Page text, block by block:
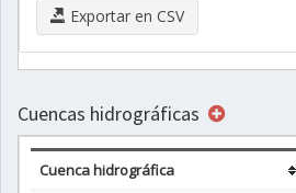
Exportar en CSV
Cuencas hidrográficas
Cuenca hidrográfica